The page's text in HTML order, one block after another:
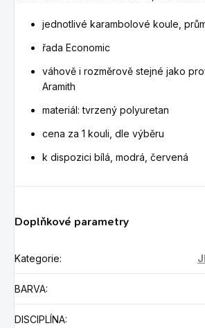
jednotlivé karambolové koule,
řada Economic
váhově i rozměrově stejné jako
Aramith
materiál: tvrzený polyuretan
cena za 1 kouli, dle výběru
k dispozici bílá, modrá, červená
Doplňkové parametry
Kategorie:
BARVA:
DISCIPLÍNA: